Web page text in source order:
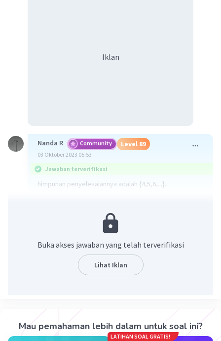
Iklan
Nanda R Community Level 89
03 Oktober 2023 05:53
Jawaban terverifikasi
himpunan penyelesaiannya adalah {4,5,6,...}.
p > -30/(-10)
Buka akses jawaban yang telah terverifikasi
Lihat Iklan
Mau pemahaman lebih dalam untuk soal ini?
LATIHAN SOAL GRATIS!